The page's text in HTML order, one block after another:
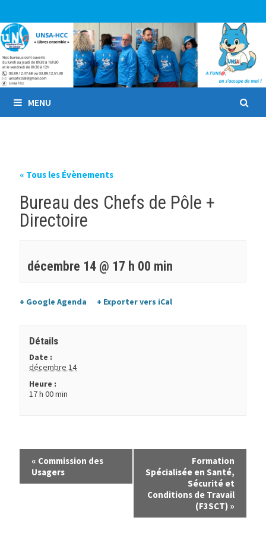
au
contenu
MENU
« Tous les Évènements
Bureau des Chefs de Pôle +
Directoire
décembre 14 @ 17 h 00 min
+ Google Agenda + Exporter vers iCal
Détails
Date :
décembre 14
Heure :
17 h 00 min
« Commission des
Usagers
Formation
Spécialisée en Santé,
Sécurité et
Conditions de Travail
(F3SCT) »